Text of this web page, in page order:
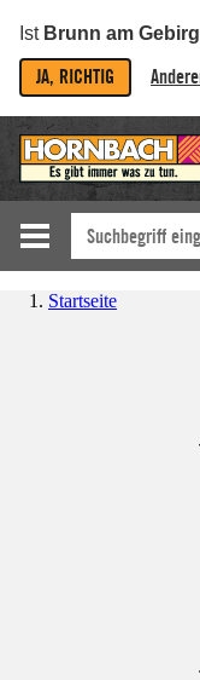
Ist Brunn am
JA, RICHTIG
Startseite